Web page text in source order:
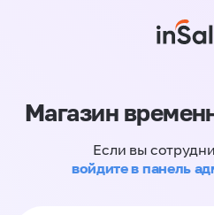
Магазин
Если вы
войдите в панель